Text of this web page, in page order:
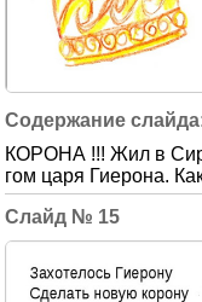
КОРОНА !!! Жил в
гом царя Гиерона.
15